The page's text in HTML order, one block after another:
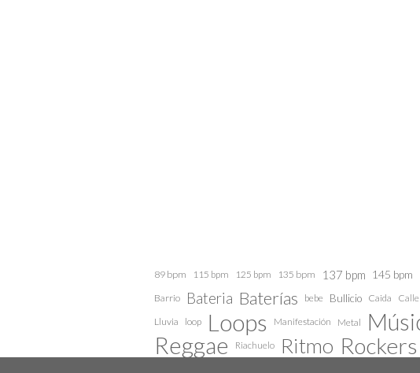
89 bpm 115 bpm 125 bpm 135 bpm 137 bpm 145 bpm
Barrio Bateria Baterías bebe Bullicio Caida Calle
Lluvia loop Loops Manifestación Metal
Reggae Riachuelo Ritmo Rockers